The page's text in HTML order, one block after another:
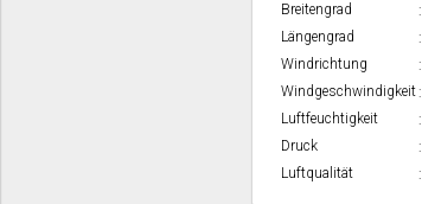
Breitengrad
Längengrad
Windrichtung
Windgeschwindigkeit
Luftfeuchtigkeit
Druck
Luftqualität